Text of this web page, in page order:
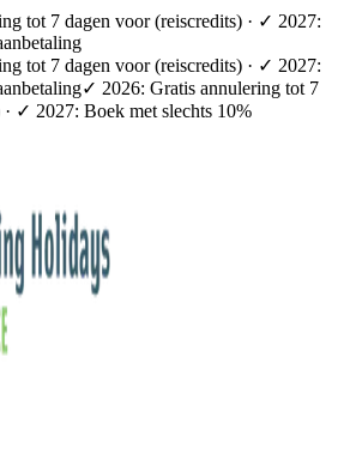
tot 7 dagen voor (reiscredits) · ✓ 2027:
tot 7 dagen voor (reiscredits) · ✓ 2027:
✓ 2026: Gratis annulering tot 7
✓ 2027: Boek met slechts 10%